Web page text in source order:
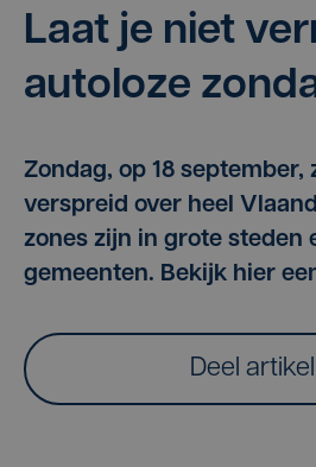
Laat je niet
auto­lo­ze
Zondag, op 18 september,
verspreid over heel
zones zijn in grote steden
gemeenten. Bekijk hier
Deel artikel